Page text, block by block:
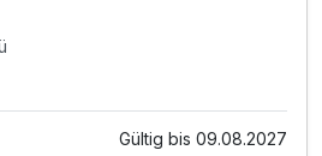
Gültig bis 09.08.2027